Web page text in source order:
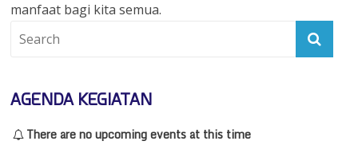
manfaat bagi kita semua.
AGENDA KEGIATAN
There are no upcoming events at this time